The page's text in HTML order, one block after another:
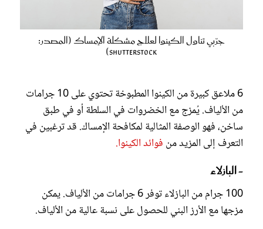
جرّبي تناول الكينوا لعلاج مشكلة الإمساك (المصدر:
Shutterstock)
6 ملاعق كبيرة من الكينوا المطبوخة تحتوي على 10 جرامات
من الألياف. يُمزج مع الخضروات في السلطة أو في طبق
ساخن، فهو الوصفة المثالية لمكافحة الإمساك. قد ترغبين في
التعرف إلى المزيد من فوائد الكينوا.
- البازلاء
100 جرام من البازلاء توفر 6 جرامات من الألياف. يمكن
مزجها مع الأرز البني للحصول على نسبة عالية من الألياف.